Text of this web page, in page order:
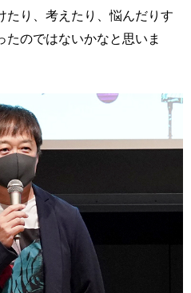
たり、考えたり、悩んだりす
たのではないかなと思いま